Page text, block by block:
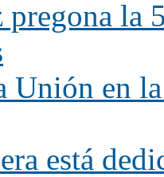
pregona la
Unión en
está